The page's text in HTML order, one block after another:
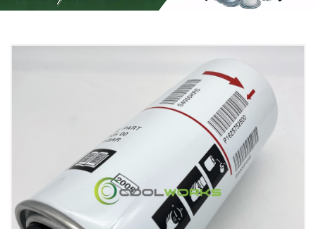
español
العربية
Melayu